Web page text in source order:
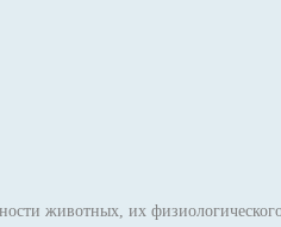
животных, их физиологического